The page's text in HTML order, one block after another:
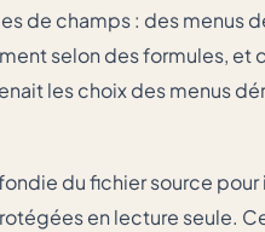
de champs : des menus
selon des formules, et
les choix des menus
du fichier source
en lecture seule.